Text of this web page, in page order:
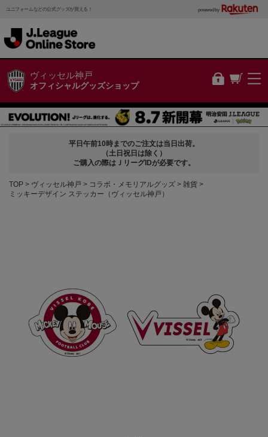
ユニフォームなどの公式グッズが買える！ powered by
ヴィッセル神戸
オフィシャルグッズショップ
平日午前10時までのご注文は当日出荷。
（土日祝日は除く）
ご購入の際はＪリーグIDが必要です。
TOP ヴィッセル神戸 コラボ・メモリアルグッズ
雑貨
ミッキーデザイン ステッカー（ヴィッセル神戸）